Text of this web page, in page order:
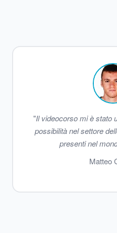
"Il videocorso mi è stato
possibilità nel settore
presenti nel
Matteo